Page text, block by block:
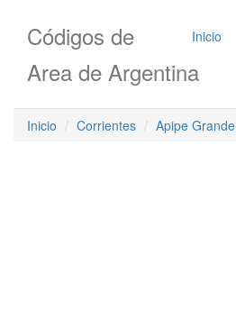
Inicio
Códigos de
Area de Argentina
Inicio Corrientes Apipe Grande